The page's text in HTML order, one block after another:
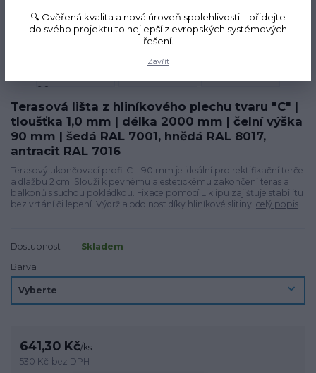
Terasová lišta z hliníkového plechu tvaru "C" |
tloušťka 1,0 mm | délka 2000 mm | čelní výška
90 mm | šedá RAL 7001, hnědá RAL 8017,
antracit RAL 7016
Terasový ukončovací profil C – 90 mm je ideální pro rektifikační terče
a dlažbu 2 cm. Slouží k pevnému a estetickému zakončení teras a
balkonů s suchou pokládkou. Fixace pomocí L klipu zajišťuje stabilitu
bez vrtání či lepení. Výdrž a odolnost díky hliníkové slitiny. celý popis
Dostupnost
Skladem
Barva
641,30 Kč/ks
530 Kč bez DPH
🔍 Ověřená kvalita a nová úroveň spolehlivosti – přidejte
do svého projektu to nejlepší z evropských systémových
řešení.
Zavřít